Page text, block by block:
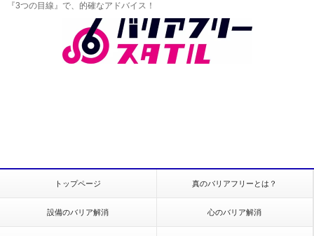
『3つの目線』で、的確なアドバイス！
トップページ 真のバリアフリーとは？
設備のバリア解消 心のバリア解消